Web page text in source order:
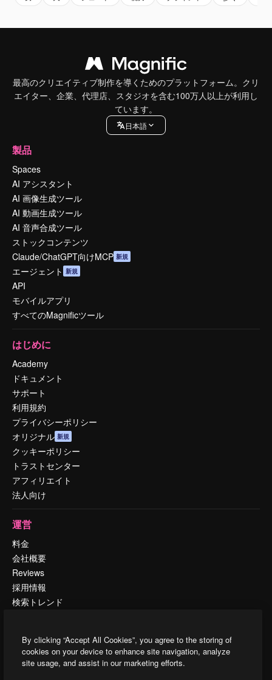
最高のクリエイティブ制作を導くためのプラットフォーム。クリ
エイター、企業、代理店、スタジオを含む100万人以上が利用し
ています。
日本語
製品
Spaces
AI アシスタント
AI 画像生成ツール
AI 動画生成ツール
AI 音声合成ツール
ストックコンテンツ
Claude/ChatGPT向けMCP 新規
エージェント 新規
API
モバイルアプリ
すべてのMagnificツール
はじめに
Academy
ドキュメント
サポート
利用規約
プライバシーポリシー
オリジナル 新規
クッキーポリシー
トラストセンター
アフィリエイト
法人向け
運営
料金
会社概要
Reviews
採用情報
検索トレンド
Slidesgo
コンテンツを販売する
By clicking “Accept All Cookies”, you agree to the storing of
cookies on your device to enhance site navigation, analyze
site usage, and assist in our marketing efforts.